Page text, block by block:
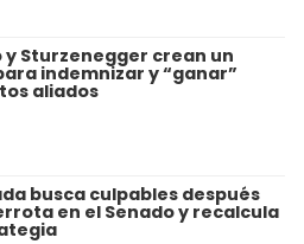
y Sturzenegger crean un
indemnizar y “ganar”
aliados
busca culpables después
en el Senado y recalcula